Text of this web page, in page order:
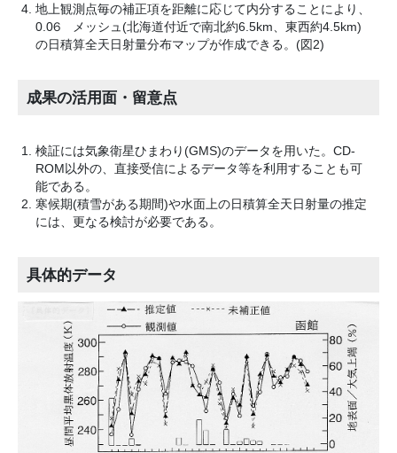
地上観測点毎の補正項を距離に応じて内分することにより、
0.06゚メッシュ(北海道付近で南北約6.5km、東西約4.5km)
の日積算全天日射量分布マップが作成できる。(図2)
成果の活用面・留意点
検証には気象衛星ひまわり(GMS)のデータを用いた。CD-
ROM以外の、直接受信によるデータ等を利用することも可
能である。
寒候期(積雪がある期間)や水面上の日積算全天日射量の推定
には、更なる検討が必要である。
具体的データ